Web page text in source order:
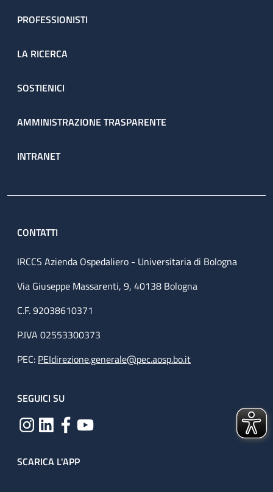
PROFESSIONISTI
LA RICERCA
SOSTIENICI
AMMINISTRAZIONE TRASPARENTE
INTRANET
CONTATTI
IRCCS Azienda Ospedaliero - Universitaria di Bologna
Via Giuseppe Massarenti, 9, 40138 Bologna
C.F. 92038610371
P.IVA 02553300373
PEC: PEIdirezione.generale@pec.aosp.bo.it
SEGUICI SU
SCARICA L'APP